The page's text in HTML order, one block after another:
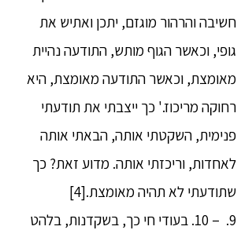
חשיבה והרהור מוגזם, יתכן ואתיש את
גופי, וכאשר הגוף מותש, התודעה נהיית
מאומצת, וכאשר התודעה מאומצת, היא
רחוקה מריכוז.' כך ייצבתי את תודעתי
פנימית, השקטתי אותה, הבאתי אותה
לאחדות, וריכזתי אותה. מדוע זאת? כך
שתודעתי לא תהיה מאומצת.[4]
9. – 10. בעודי חי כך, בשקדנות, בלהט